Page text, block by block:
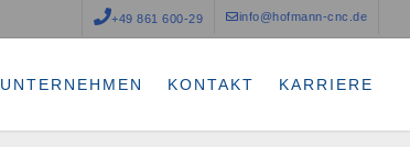
+49 861 600-29 info@hofmann-cnc.de
UNTERNEHMEN KONTAKT KARRIERE